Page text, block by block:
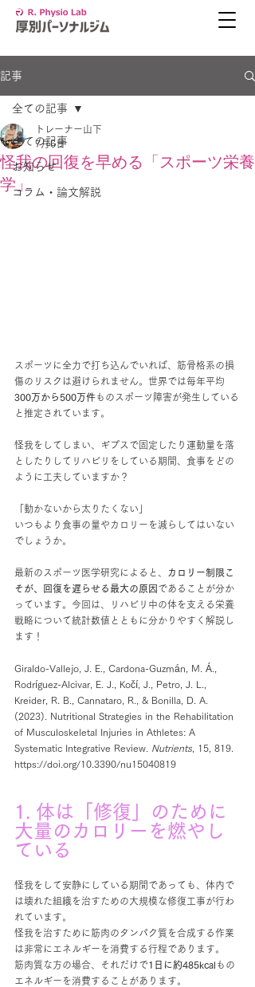
記事
全ての記事
お知らせ
コラム・論文解説
全ての記事
怪我の回復を早める「スポーツ栄養
学」
トレーナー山下
7月6日
スポーツに全力で打ち込んでいれば、筋骨格系の損
傷のリスクは避けられません。世界では毎年平均
300万から500万件ものスポーツ障害が発生している
と推定されています。
怪我をしてしまい、ギプスで固定したり運動量を落
としたりしてリハビリをしている期間、食事をどの
ように工夫していますか？
「動かないから太りたくない」
いつもより食事の量やカロリーを減らしてはいない
でしょうか。
最新のスポーツ医学研究によると、
カロリー制限こ
そが、回復を遅らせる最大の原因 であることが分か
っています。今回は、リハビリ中の体を支える栄養
戦略について統計数値とともに分かりやすく解説し
ます！
Giraldo-Vallejo, J. E., Cardona-Guzmán, M. Á.,
Rodríguez-Alcivar, E. J., Kočí, J., Petro, J. L.,
Kreider, R. B., Cannataro, R., & Bonilla, D. A.
(2023). Nutritional Strategies in the Rehabilitation
of Musculoskeletal Injuries in Athletes: A
Systematic Integrative Review. Nutrients , 15, 819.
https://doi.org/10.3390/nu15040819
1. 体は「修復」のために
大量のカロリーを燃やし
ている
怪我をして安静にしている期間であっても、体内で
は壊れた組織を治すための大規模な修復工事が行わ
れています。
怪我を治すために筋肉のタンパク質を合成する作業
は非常にエネルギーを消費する行程であります。
筋肉質な方の場合、それだけで1日に約485kcal もの
エネルギーを消費することがあります。